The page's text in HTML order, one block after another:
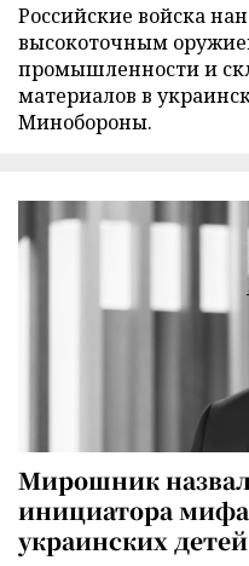
Российские войска
высокоточным
промышленности и
материалов в
Минобороны.
Мирошник назвал
инициатора
украинских детей